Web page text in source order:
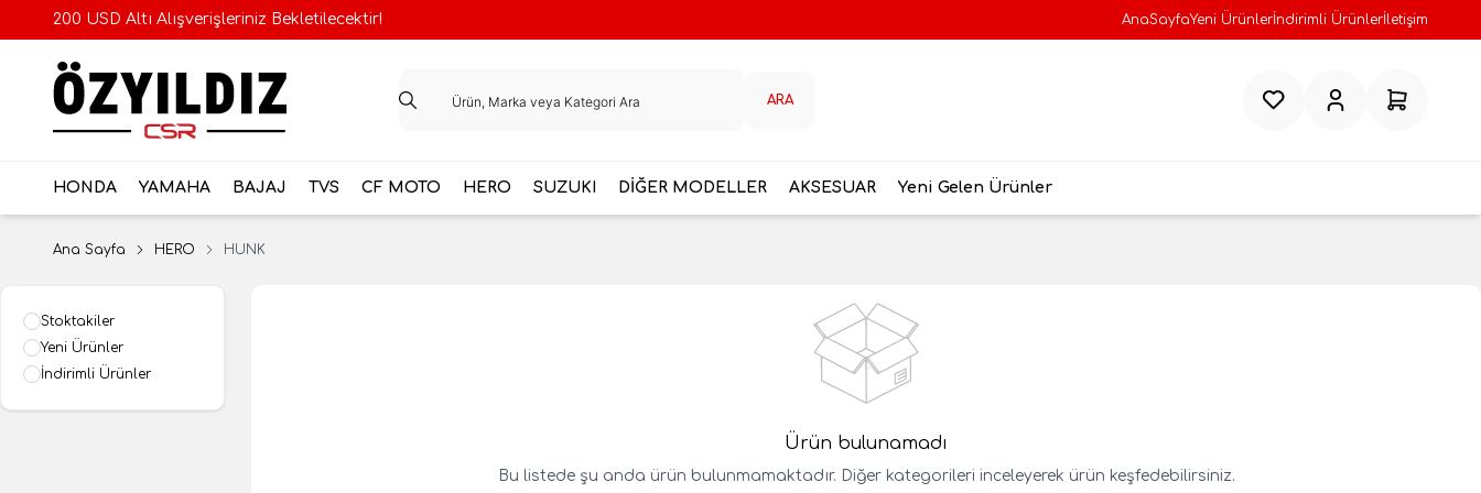
200 USD Altı Alışverişleriniz Bekletilecektir! AnaSayfaYeni Ürünler İndirimli Ürünler İletişim
ARA FavorilerimHesabım Sepetim
HONDA YAMAHA BAJAJ TVS CF MOTO HERO SUZUKI DİĞER MODELLER AKSESUAR Yeni Gelen Ürünler
Ana Sayfa HERO HUNK
Stoktakiler
Yeni Ürünler
İndirimli Ürünler
Ürün bulunamadı
Bu listede şu anda ürün bulunmamaktadır. Diğer kategorileri inceleyerek ürün keşfedebilirsiniz.